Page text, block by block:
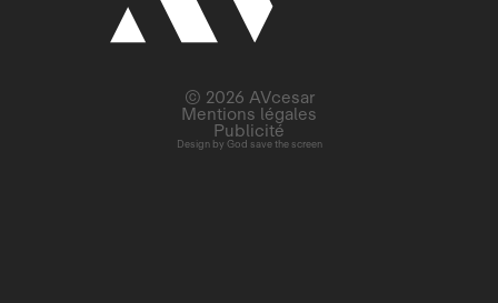
Design by God save the screen
© 2026 AVcesar
Mentions légales
Publicité